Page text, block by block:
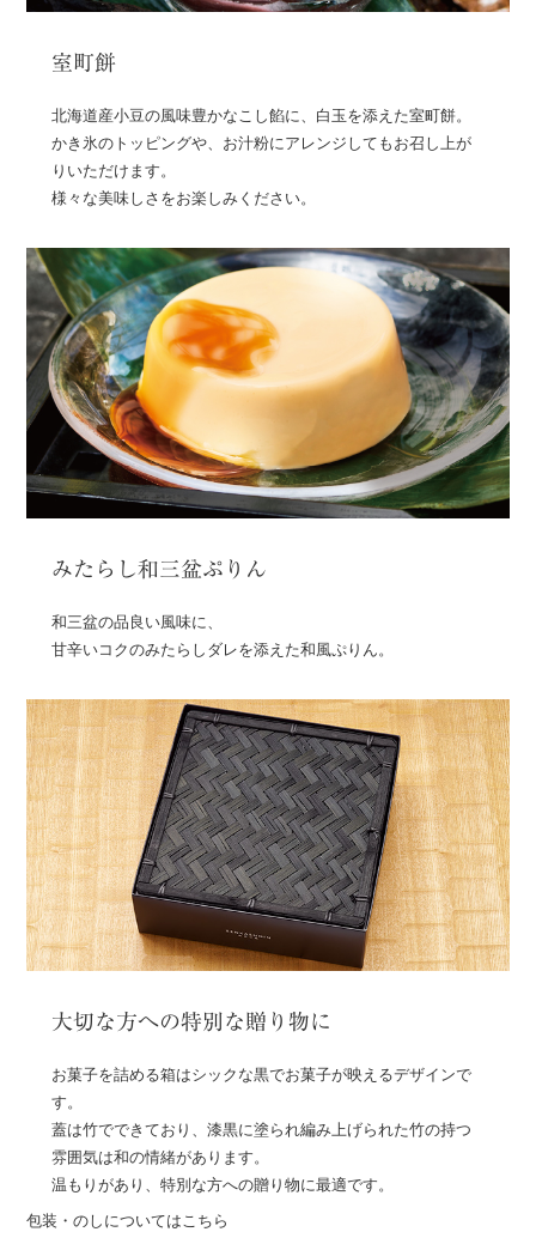
室町餅
北海道産小豆の風味豊かなこし餡に、白玉を添えた室町餅。
かき氷のトッピングや、お汁粉にアレンジしてもお召し上が
りいただけます。
様々な美味しさをお楽しみください。
みたらし和三盆ぷりん
和三盆の品良い風味に、
甘辛いコクのみたらしダレを添えた和風ぷりん。
大切な方への特別な贈り物に
お菓子を詰める箱はシックな黒でお菓子が映えるデザインで
す。
蓋は竹でできており、漆黒に塗られ編み上げられた竹の持つ
雰囲気は和の情緒があります。
温もりがあり、特別な方への贈り物に最適です。
包装・のしについてはこちら